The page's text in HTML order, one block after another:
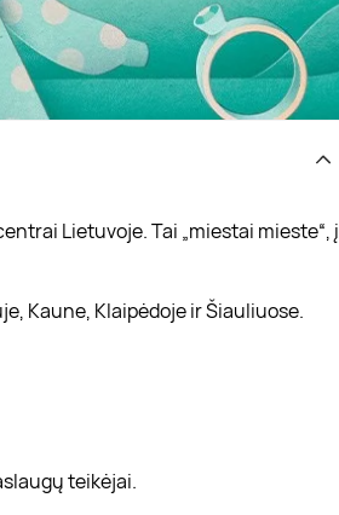
Lietuvoje. Tai „miestai mieste“, į
Kaune, Klaipėdoje ir Šiauliuose.
teikėjai.